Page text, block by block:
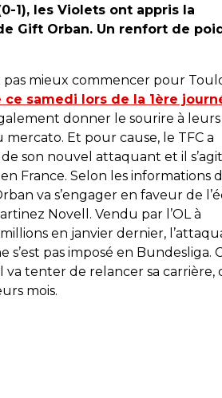
1), les Violets ont appris la
Gift Orban. Un renfort de
pas mieux commencer pour
ce samedi lors de la 1ère
donner le sourire à leurs
Et pour cause, le TFC a
son nouvel attaquant et il
France. Selon les informations
va s’engager en faveur de
Novell. Vendu par l’OL à
en janvier dernier,
s’est pas imposé en Bundesliga.
va tenter de relancer sa carrière,
mois.